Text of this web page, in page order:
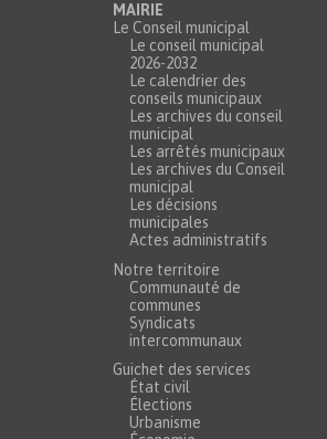
MAIRIE
Le Conseil municipal
Le conseil municipal
2026-2032
Le calendrier des
conseils municipaux
Les archives du conseil
municipal
Les arrêtés municipaux
Les archives du Conseil
municipal
Les décisions
municipales
Actes administratifs
Notre territoire
Communauté de
communes
Syndicats
intercommunaux
Guichet des services
État civil
Élections
Urbanisme